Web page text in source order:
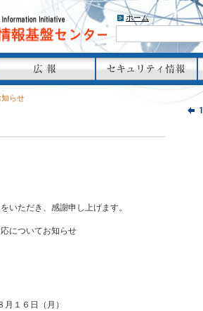
ホーム
知らせ
いただき、感謝申し上げます。
についてお知らせ
１６日（月）